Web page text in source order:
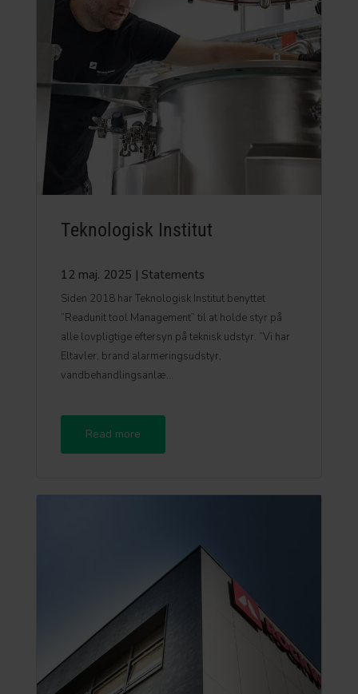
Teknologisk Institut
12 maj. 2025 | Statements
Siden 2018 har Teknologisk Institut benyttet
”Readunit tool Management” til at holde styr på
alle lovpligtige eftersyn på teknisk udstyr. ”Vi har
Eltavler, brand alarmeringsudstyr,
vandbehandlingsanlæ...
Read more